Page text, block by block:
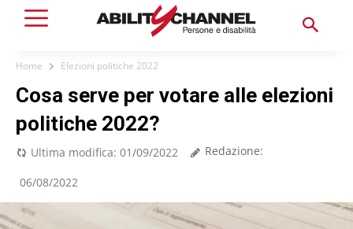
Home Elezioni politiche 2022
Cosa serve per votare alle elezioni
politiche 2022?
Ultima modifica: 01/09/2022 Redazione:
06/08/2022